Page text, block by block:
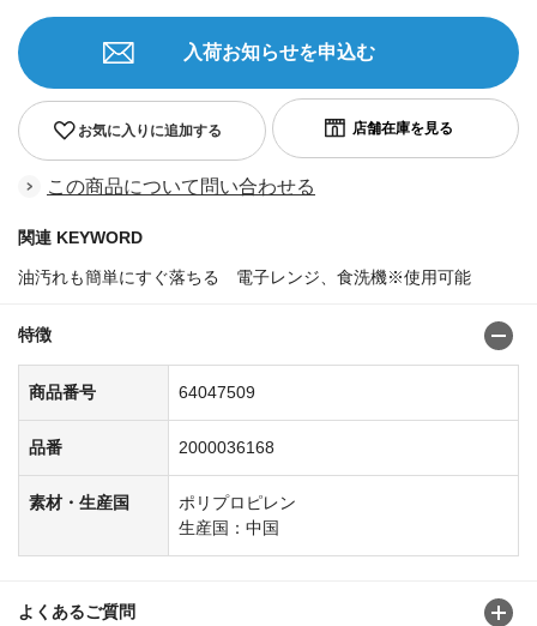
お気に入りに追加する
入荷お知らせを申込む
この商品について問い合わせる
関連 KEYWORD
油汚れも簡単にすぐ落ちる 電子レンジ、食洗機※使用可能
特徴
商品番号 64047509
品番 2000036168
素材・生産国
ポリプロピレン
生産国：中国
よくあるご質問